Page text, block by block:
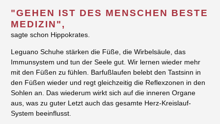
"GEHEN IST DES MENSCHEN BESTE
MEDIZIN",
sagte schon Hippokrates.
Leguano Schuhe stärken die Füße, die Wirbelsäule, das
Immunsystem und tun der Seele gut. Wir lernen wieder mehr
mit den Füßen zu fühlen. Barfußlaufen belebt den Tastsinn in
den Füßen wieder und regt gleichzeitig die Reflexzonen in den
Sohlen an. Das wiederum wirkt sich auf die inneren Organe
aus, was zu guter Letzt auch das gesamte Herz-Kreislauf-
System beeinflusst.